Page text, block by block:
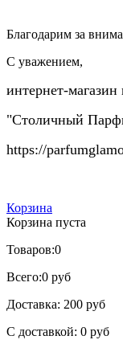
Благодарим за
С уважением,
интернет-
"Столичный
https://
Корзина
Корзина пуста
Товаров:0
Всего:0 руб
Доставка: 200 руб
С доставкой: 0 руб